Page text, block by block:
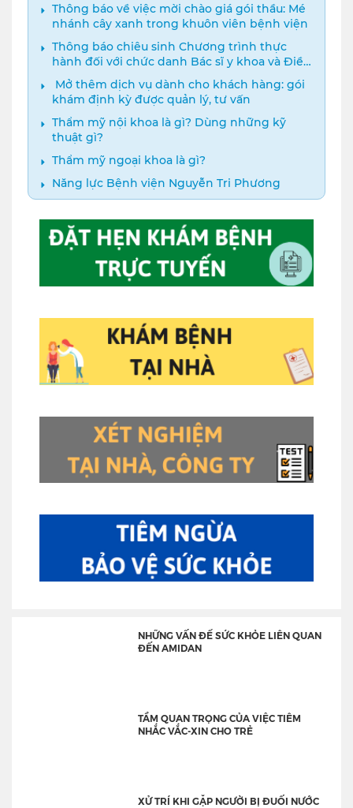
Thông báo về việc mời chào giá gói thầu: Mé
nhánh cây xanh trong khuôn viên bệnh viện
Thông báo chiêu sinh Chương trình thực
hành đối với chức danh Bác sĩ y khoa và Điều
dưỡng năm 2024
️ Mở thêm dịch vụ dành cho khách hàng: gói
khám định kỳ được quản lý, tư vấn
Thẩm mỹ nội khoa là gì? Dùng những kỹ
thuật gì?
Thẩm mỹ ngoại khoa là gì?
Năng lực Bệnh viện Nguyễn Tri Phương
NHỮNG VẤN ĐỂ SỨC KHỎE LIÊN QUAN
ĐẾN AMIDAN
TẦM QUAN TRỌNG CỦA VIỆC TIÊM
NHẮC VẮC-XIN CHO TRẺ
XỬ TRÍ KHI GẶP NGƯỜI BỊ ĐUỐI NƯỚC